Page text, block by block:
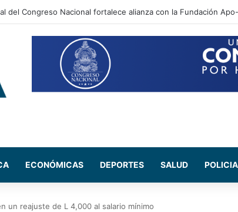
una eficiencia del 99.27% en el sistema de bloqueo de
ECONÓMICAS DEPORTES SALUD
un reajuste de L 4,000 al salario mínimo